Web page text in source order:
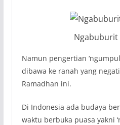
Namun pengertian
dibawa ke ranah yang
Ramadhan ini.
Di Indonesia ada budaya
waktu berbuka puasa yakni